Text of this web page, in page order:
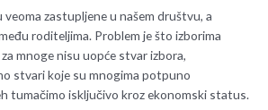
zastupljene u našem društvu, a
roditeljima. Problem je što izborima
mnoge nisu uopće stvar izbora,
stvari koje su mnogima potpuno
tumačimo isključivo kroz ekonomski status.